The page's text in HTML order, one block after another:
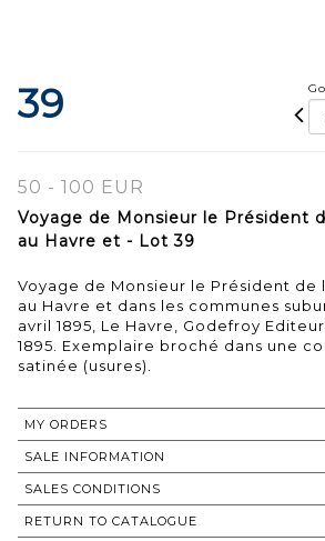
39
50 - 100 EUR
Voyage de Monsieur le Président
au Havre et - Lot 39
Voyage de Monsieur le Président de
au Havre et dans les communes
avril 1895, Le Havre, Godefroy
1895. Exemplaire broché dans une
satinée (usures).
MY ORDERS
SALE INFORMATION
SALES CONDITIONS
RETURN TO CATALOGUE